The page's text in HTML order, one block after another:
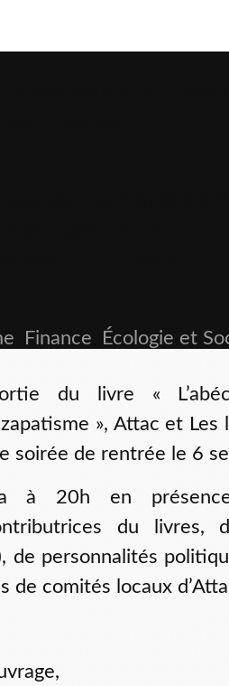
Finance Écologie et
du livre «
», Attac et
soirée de rentrée le 6
à 20h en
du livres,
de personnalités
de comités locaux